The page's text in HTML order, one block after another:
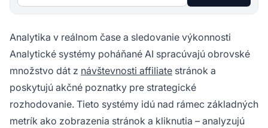
Analytika v reálnom čase a sledovanie výkonnosti
Analytické systémy poháňané AI spracúvajú obrovské
množstvo dát z návštevnosti affiliate stránok a
poskytujú akčné poznatky pre strategické
rozhodovanie. Tieto systémy idú nad rámec základných
metrík ako zobrazenia stránok a kliknutia – analyzujú